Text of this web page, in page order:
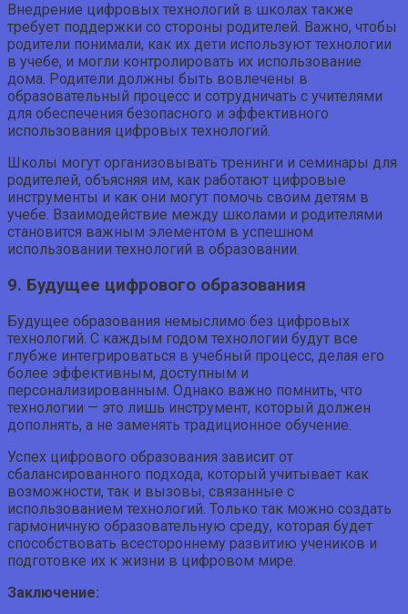
Внедрение цифровых технологий в школах также
требует поддержки со стороны родителей. Важно, чтобы
родители понимали, как их дети используют технологии
в учебе, и могли контролировать их использование
дома. Родители должны быть вовлечены в
образовательный процесс и сотрудничать с учителями
для обеспечения безопасного и эффективного
использования цифровых технологий.
Школы могут организовывать тренинги и семинары для
родителей, объясняя им, как работают цифровые
инструменты и как они могут помочь своим детям в
учебе. Взаимодействие между школами и родителями
становится важным элементом в успешном
использовании технологий в образовании.
9. Будущее цифрового образования
Будущее образования немыслимо без цифровых
технологий. С каждым годом технологии будут все
глубже интегрироваться в учебный процесс, делая его
более эффективным, доступным и
персонализированным. Однако важно помнить, что
технологии — это лишь инструмент, который должен
дополнять, а не заменять традиционное обучение.
Успех цифрового образования зависит от
сбалансированного подхода, который учитывает как
возможности, так и вызовы, связанные с
использованием технологий. Только так можно создать
гармоничную образовательную среду, которая будет
способствовать всестороннему развитию учеников и
подготовке их к жизни в цифровом мире.
Заключение: